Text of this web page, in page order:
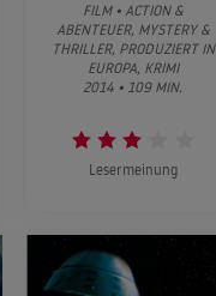
FILM • ACTION &
ABENTEUER, MYSTERY &
THRILLER, PRODUZIERT IN
EUROPA, KRIMI
2014 • 109 MIN.
Lesermeinung